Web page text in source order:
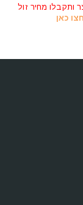
ותקבלו מחיר זול
כאן